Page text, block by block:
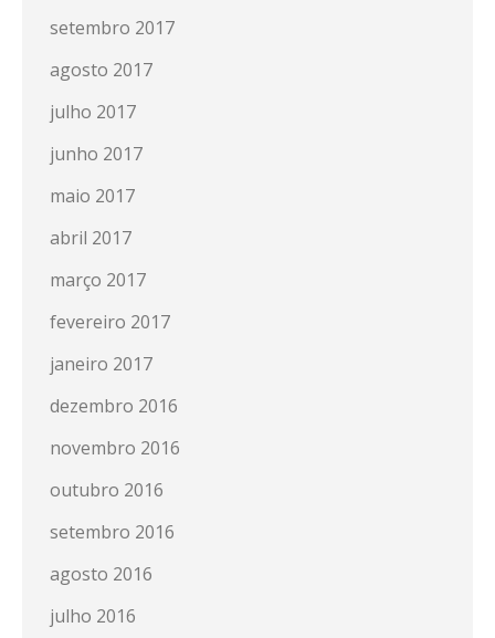
setembro 2017
agosto 2017
julho 2017
junho 2017
maio 2017
abril 2017
março 2017
fevereiro 2017
janeiro 2017
dezembro 2016
novembro 2016
outubro 2016
setembro 2016
agosto 2016
julho 2016